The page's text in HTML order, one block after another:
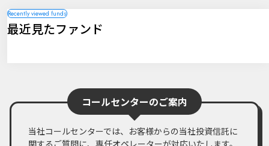
注目する日本企業について」
ファンドレポート「ニッセイ宇宙関連グローバル株式ファンド 【愛
称：スペース革命】「シリーズ合計1,000億円到達！国家主導から民
間主導へシフト 宇宙関連ビジネスの拡大が加速！」
2025年08月12日 ファンドレポート
最近見たファンド
コールセンターのご案内
当社コールセンターでは、お客様からの当社投資信託に